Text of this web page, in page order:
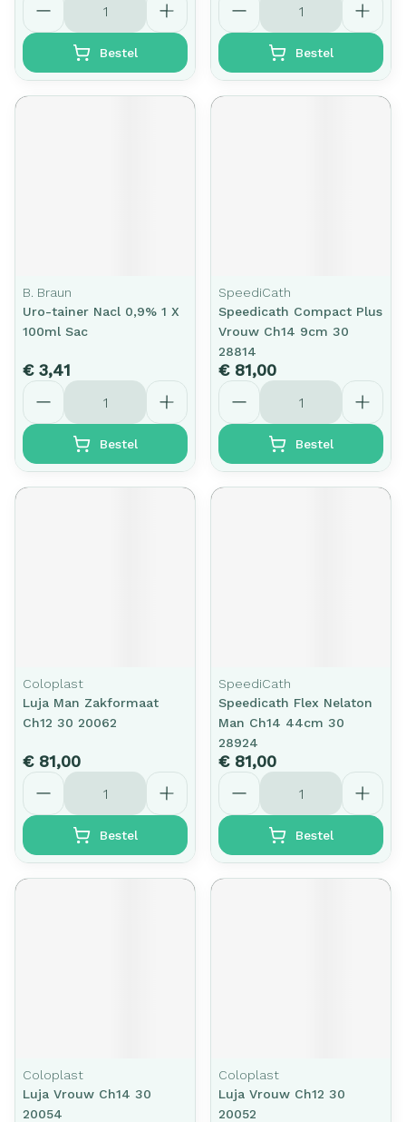
Bestel Bestel
B. Braun
Uro-tainer Nacl 0,9% 1 X
100ml Sac
€ 3,41
Aantal
Bestel
SpeediCath
Speedicath Compact Plus
Vrouw Ch14 9cm 30
28814
€ 81,00
Aantal
Bestel
Coloplast
Luja Man Zakformaat
Ch12 30 20062
€ 81,00
Aantal
Bestel
SpeediCath
Speedicath Flex Nelaton
Man Ch14 44cm 30
28924
€ 81,00
Aantal
Bestel
Coloplast
Luja Vrouw Ch14 30
20054
Coloplast
Luja Vrouw Ch12 30
20052